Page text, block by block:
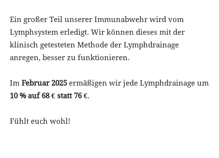
Ein großer Teil unserer Immunabwehr wird vom
Lymphsystem erledigt. Wir können dieses mit der
klinisch getesteten Methode der Lymphdrainage
anregen, besser zu funktionieren.
Im Februar 2025 ermäßigen wir jede Lymphdrainage um
10 % auf 68 € statt 76 €.
Fühlt euch wohl!